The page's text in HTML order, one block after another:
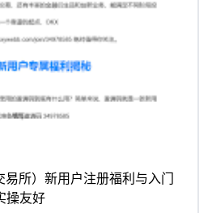
所）新用户注册福利与入门
操友好